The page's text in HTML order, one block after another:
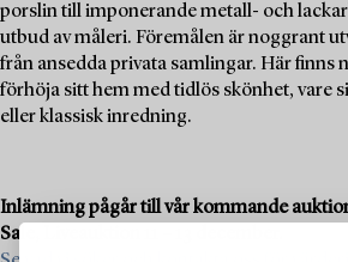
porslin till imponerande metall- och
utbud av måleri. Föremålen är noggrant
från ansedda privata samlingar. Här finns
förhöja sitt hem med tidlös skönhet, vare
eller klassisk inredning.
Inlämning pågår till vår kommande
Sale, Liveauktion 11 – 13 december.